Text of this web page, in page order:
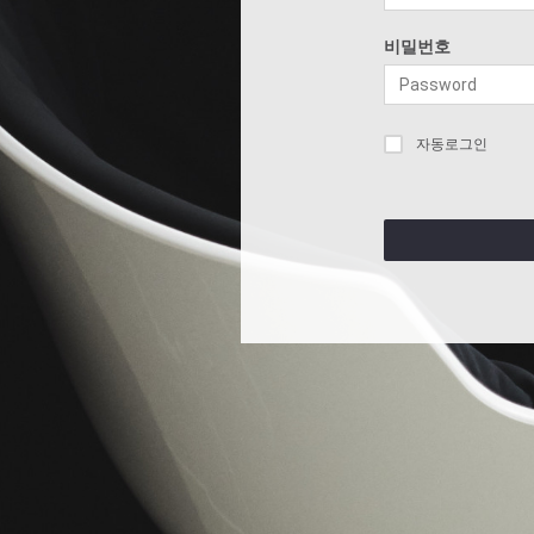
비밀번호
자동로그인